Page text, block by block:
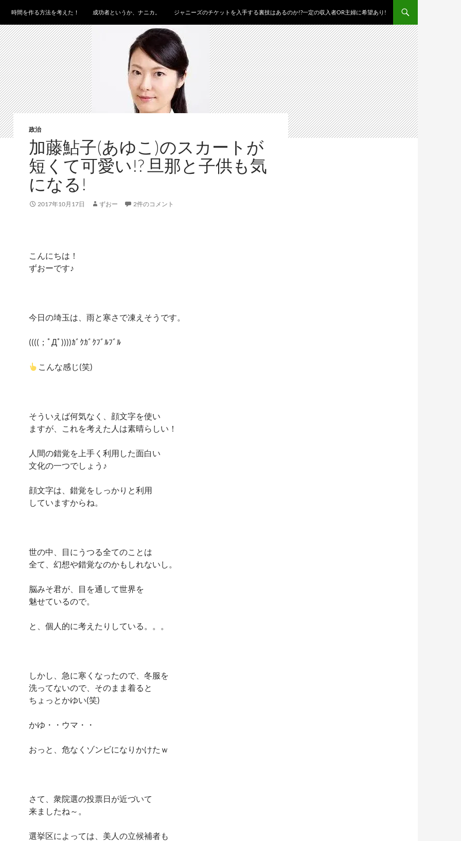
時間を作る方法を考えた！ 成功者というか、ナニカ。 ジャニーズのチケットを入手する裏技はあるのか!?一定の収入者OR主婦に希望あり!
政治
加藤鮎子(あゆこ)のスカートが
短くて可愛い!? 旦那と子供も気
になる!
2017年10月17日 ずおー 2件のコメント
こんにちは！
ずおーです♪
今日の埼玉は、雨と寒さで凍えそうです。
((((；ﾟДﾟ))))ｶﾞｸｶﾞｸﾌﾞﾙﾌﾞﾙ
こんな感じ(笑)
そういえば何気なく、顔文字を使い
ますが、これを考えた人は素晴らしい！
人間の錯覚を上手く利用した面白い
文化の一つでしょう♪
顔文字は、錯覚をしっかりと利用
していますからね。
世の中、目にうつる全てのことは
全て、幻想や錯覚なのかもしれないし。
脳みそ君が、目を通して世界を
魅せているので。
と、個人的に考えたりしている。。。
しかし、急に寒くなったので、冬服を
洗ってないので、そのまま着ると
ちょっとかゆい(笑)
かゆ・・ウマ・・
おっと、危なくゾンビになりかけたｗ
さて、衆院選の投票日が近づいて
来ましたね～。
選挙区によっては、美人の立候補者も